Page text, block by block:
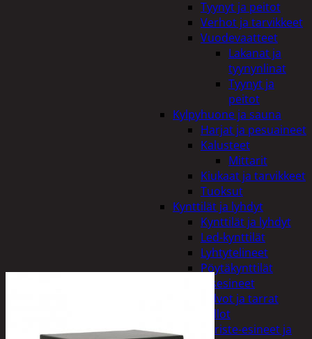
Tyynyt ja peitot
Verhot ja tarvikkeet
Vuodevaatteet
Lakanat ja
tyynynlinat
Tyynyt ja
peitot
Kylpyhuone ja sauna
Harjat ja pesuaineet
Kalusteet
Mittarit
Kiukaat ja tarvikkeet
Tuoksut
Kynttilät ja lyhdyt
Kynttilät ja lyhdyt
Led-kynttilät
Lyhtytelineet
Pöytäkynttilät
Sisustusesineet
Kalvot ja tarrat
Kellot
Koriste-esineet ja